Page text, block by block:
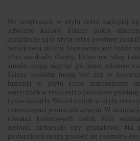
We wnętrzach w stylu retro najlepiej
odważne kolory. Ściany pokoi
urządzone są w stylu retro powinny
butelkowej zieleni. Stosowana jest także
albo awokado. Osoby, które nie lubią
śmiało mogą sięgnąć po jasne odcienie
Ściany sypialni mogą być też w
łazienki w stylu retro zapraszamy
wnętrzach w stylu retro kolorowe powinny
także dodatki. Wśród ozdób w stylu retro
czerwonym i pomarańczowym. W
również kolorowych mebli. Mile
zielone, niebieskie czy granatowe. Na
poduszkach mogą pojawić się rozmaite